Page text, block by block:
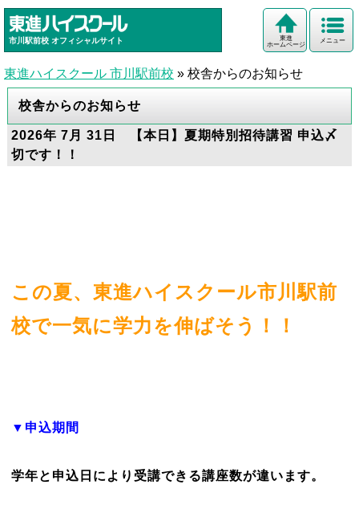
市川駅前校 オフィシャルサイト メニュー
東進
ホームページ
東進ハイスクール 市川駅前校 » 校舎からのお知らせ
校舎からのお知らせ
2026年 7月 31日 【本日】夏期特別招待講習 申込〆
切です！！
この夏、東進ハイスクール市川駅前
校で一気に学力を伸ばそう！！
▼申込期間
学年と申込日により受講できる講座数が違います。